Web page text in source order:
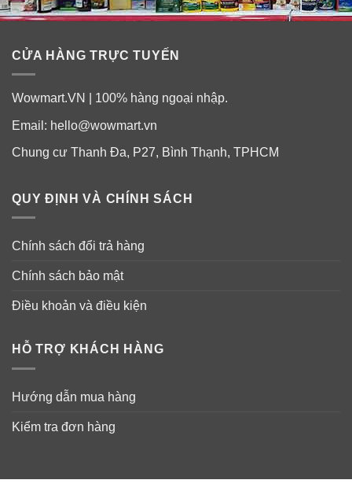
CỬA HÀNG TRỰC TUYẾN
Wowmart.VN | 100% hàng ngoại nhập.
Email: hello@wowmart.vn
Chung cư Thanh Đa, P27, Bình Thạnh, TPHCM
QUY ĐỊNH VÀ CHÍNH SÁCH
Chính sách đổi trả hàng
Chính sách bảo mật
Điều khoản và điều kiện
HỖ TRỢ KHÁCH HÀNG
Hướng dẫn mua hàng
Kiểm tra đơn hàng